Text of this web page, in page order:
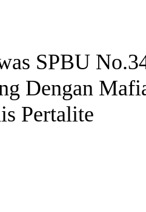
SPBU
Dengan
Pertalite